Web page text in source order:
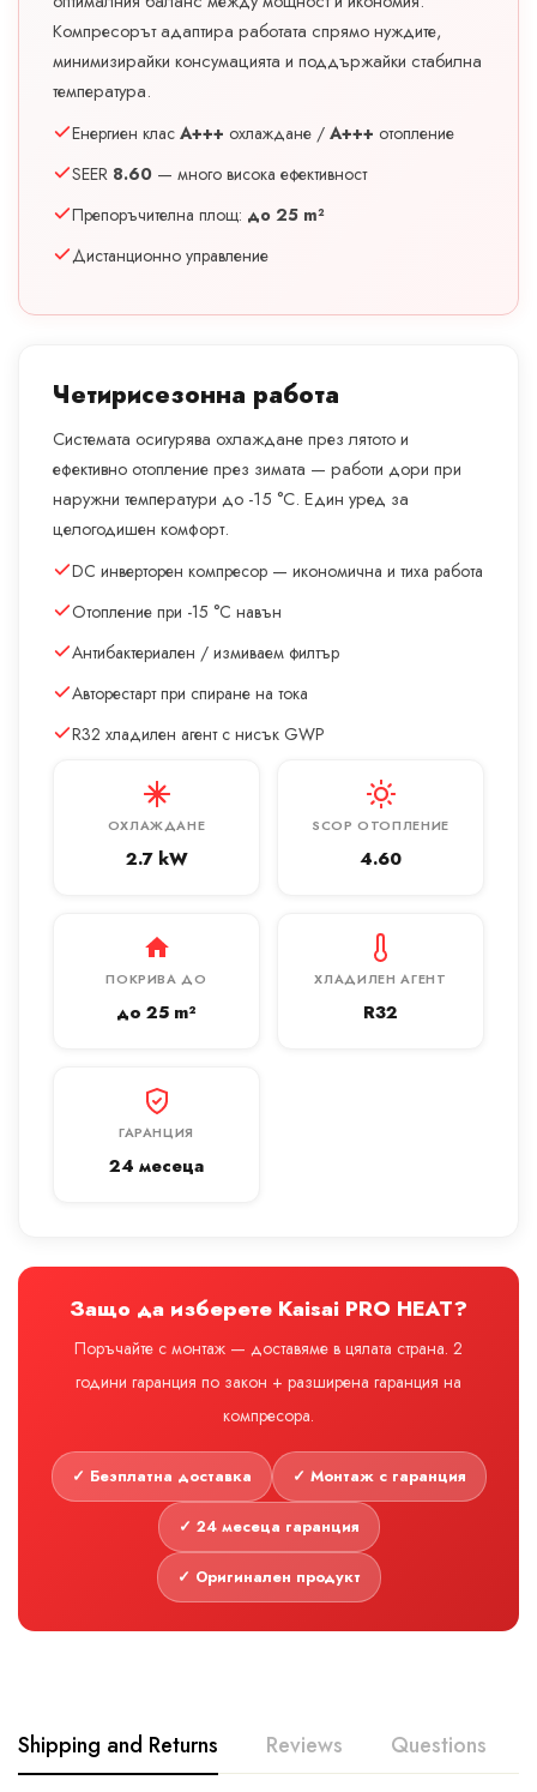
Компресорът адаптира работата спрямо нуждите,
минимизирайки консумацията и поддържайки стабилна
температура.
Енергиен клас A+++ охлаждане / A+++ отопление
SEER 8.60 — много висока ефективност
Препоръчителна площ: до 25 m²
Дистанционно управление
Четирисезонна работа
Системата осигурява охлаждане през лятото и
ефективно отопление през зимата — работи дори при
наружни температури до -15 °C. Един уред за
целогодишен комфорт.
DC инверторен компресор — икономична и тиха работа
Отопление при -15 °C навън
Антибактериален / измиваем филтър
Авторестарт при спиране на тока
R32 хладилен агент с нисък GWP
ОХЛАЖДАНЕ
2.7 kW
SCOP ОТОПЛЕНИЕ
4.60
ПОКРИВА ДО
до 25 m²
ХЛАДИЛЕН АГЕНТ
R32
ГАРАНЦИЯ
24 месеца
Защо да изберете Kaisai PRO HEAT?
Поръчайте с монтаж — доставяме в цялата страна. 2
години гаранция по закон + разширена гаранция на
компресора.
✓ Безплатна доставка ✓ Монтаж с гаранция
✓ 24 месеца гаранция
✓ Оригинален продукт
Shipping and Returns Reviews Questions